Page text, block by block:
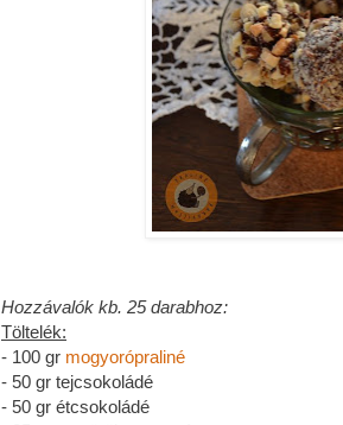
Hozzávalók kb. 25 darabhoz:
Töltelék:
- 100 gr mogyorópraliné
- 50 gr tejcsokoládé
- 50 gr étcsokoládé